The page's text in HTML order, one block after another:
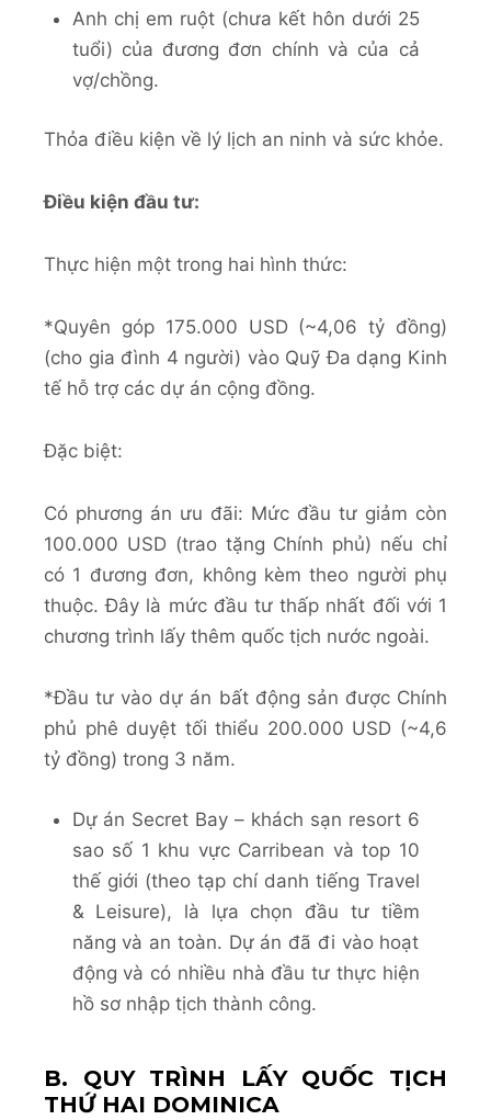
Anh chị em ruột (chưa kết hôn dưới 25
tuổi) của đương đơn chính và của cả
vợ/chồng.
Thỏa điều kiện về lý lịch an ninh và sức khỏe.
Điều kiện đầu tư:
Thực hiện một trong hai hình thức:
*Quyên góp 175.000 USD (~4,06 tỷ đồng)
(cho gia đình 4 người) vào Quỹ Đa dạng Kinh
tế hỗ trợ các dự án cộng đồng.
Đặc biệt:
Có phương án ưu đãi: Mức đầu tư giảm còn
100.000 USD (trao tặng Chính phủ) nếu chỉ
có 1 đương đơn, không kèm theo người phụ
thuộc. Đây là mức đầu tư thấp nhất đối với 1
chương trình lấy thêm quốc tịch nước ngoài.
*Đầu tư vào dự án bất động sản được Chính
phủ phê duyệt tối thiểu 200.000 USD (~4,6
tỷ đồng) trong 3 năm.
Dự án Secret Bay – khách sạn resort 6
sao số 1 khu vực Carribean và top 10
thế giới (theo tạp chí danh tiếng Travel
& Leisure), là lựa chọn đầu tư tiềm
năng và an toàn. Dự án đã đi vào hoạt
động và có nhiều nhà đầu tư thực hiện
hồ sơ nhập tịch thành công.
B. QUY TRÌNH LẤY QUỐC TỊCH
THỨ HAI DOMINICA